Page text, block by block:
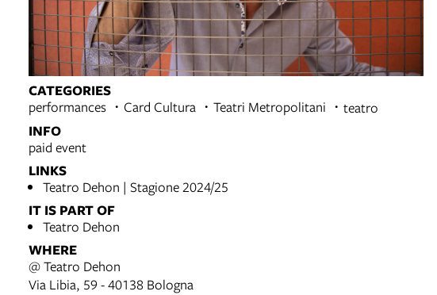
CATEGORIES
performances
Card Cultura Teatri Metropolitani
teatro
INFO
paid event
LINKS
Teatro Dehon | Stagione 2024/25
IT IS PART OF
Teatro Dehon
WHERE
@ Teatro Dehon
Via Libia, 59 - 40138 Bologna